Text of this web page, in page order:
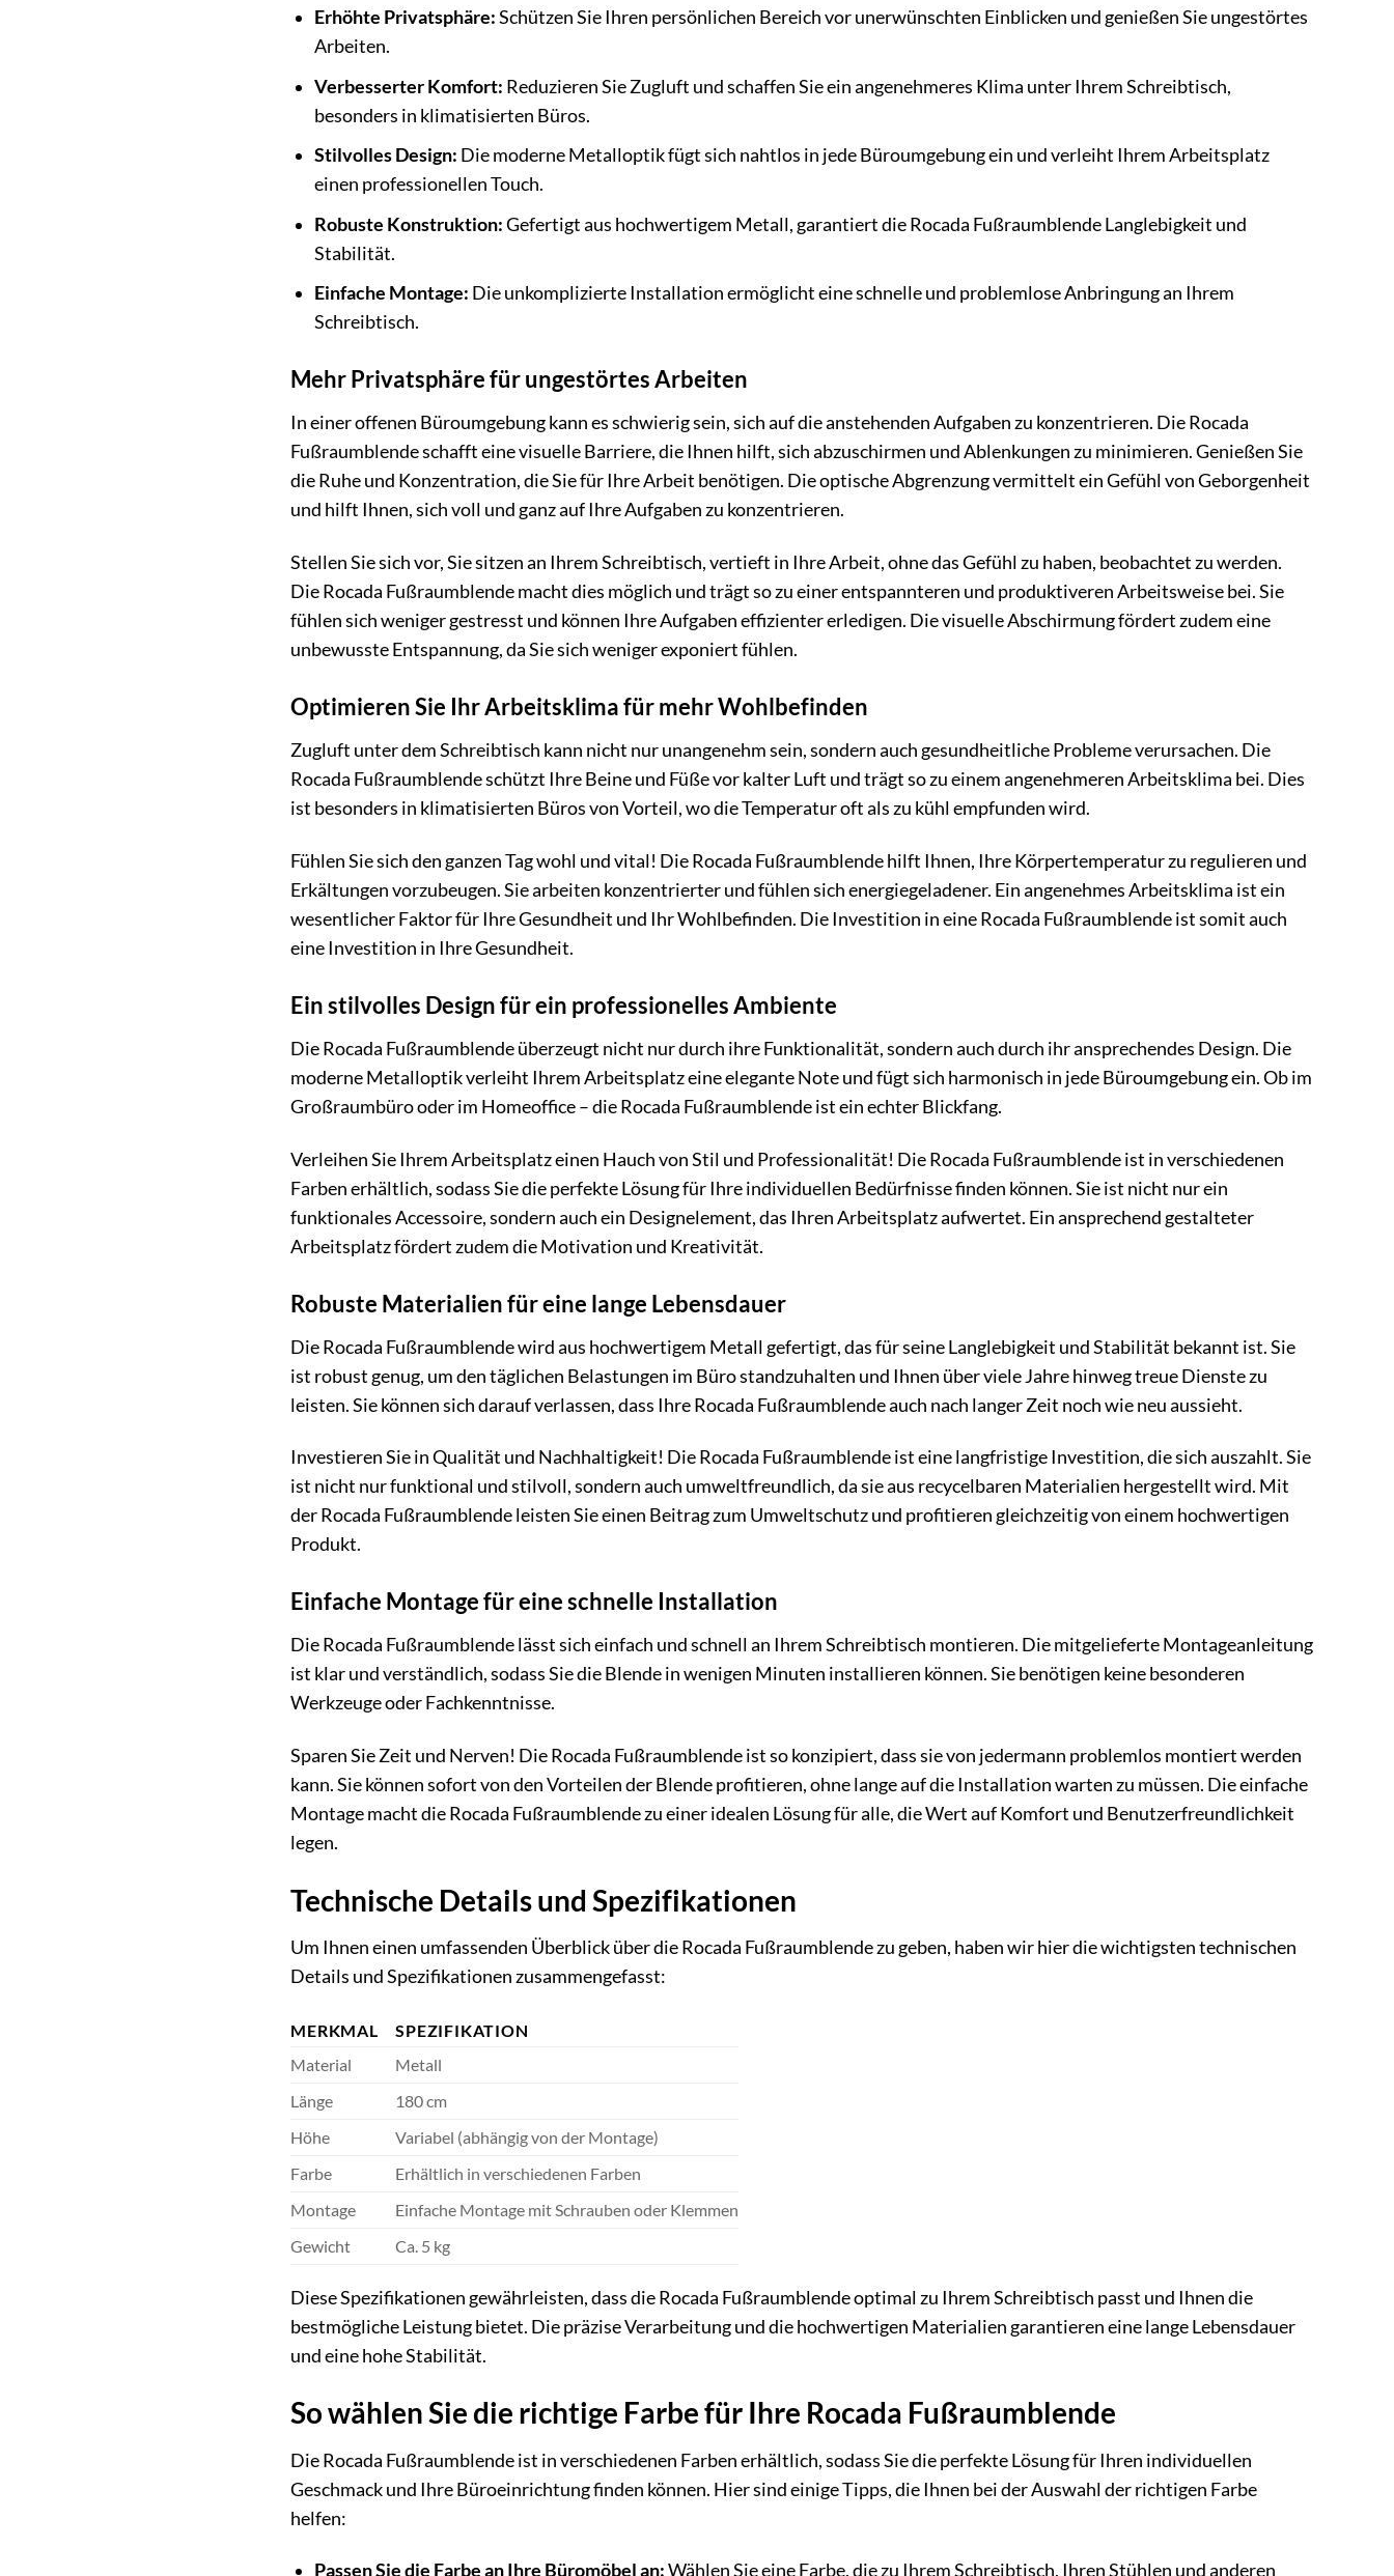
Erhöhte Privatsphäre:Schützen Sie Ihren persönlichen Bereich vor unerwünschten Einblicken und genießen Sie ungestörtes
Arbeiten.
Verbesserter Komfort: Reduzieren Sie Zugluft und schaffen Sie ein angenehmeres Klima unter Ihrem Schreibtisch,
besonders in klimatisierten Büros.
Stilvolles Design: Die moderne Metalloptik fügt sich nahtlos in jede Büroumgebung ein und verleiht Ihrem Arbeitsplatz
einen professionellen Touch.
Robuste Konstruktion:Gefertigt aus hochwertigem Metall, garantiert die Rocada Fußraumblende Langlebigkeit und
Stabilität.
Einfache Montage: Die unkomplizierte Installation ermöglicht eine schnelle und problemlose Anbringung an Ihrem
Schreibtisch.
Mehr Privatsphäre für ungestörtes Arbeiten
In einer offenen Büroumgebung kann es schwierig sein, sich auf die anstehenden Aufgaben zu konzentrieren. Die Rocada
Fußraumblende schafft eine visuelle Barriere, die Ihnen hilft, sich abzuschirmen und Ablenkungen zu minimieren. Genießen Sie
die Ruhe und Konzentration, die Sie für Ihre Arbeit benötigen. Die optische Abgrenzung vermittelt ein Gefühl von Geborgenheit
und hilft Ihnen, sich voll und ganz auf Ihre Aufgaben zu konzentrieren.
Stellen Sie sich vor, Sie sitzen an Ihrem Schreibtisch, vertieft in Ihre Arbeit, ohne das Gefühl zu haben, beobachtet zu werden.
Die Rocada Fußraumblende macht dies möglich und trägt so zu einer entspannteren und produktiveren Arbeitsweise bei. Sie
fühlen sich weniger gestresst und können Ihre Aufgaben effizienter erledigen. Die visuelle Abschirmung fördert zudem eine
unbewusste Entspannung, da Sie sich weniger exponiert fühlen.
Optimieren Sie Ihr Arbeitsklima für mehr Wohlbefinden
Zugluft unter dem Schreibtisch kann nicht nur unangenehm sein, sondern auch gesundheitliche Probleme verursachen. Die
Rocada Fußraumblende schützt Ihre Beine und Füße vor kalter Luft und trägt so zu einem angenehmeren Arbeitsklima bei. Dies
ist besonders in klimatisierten Büros von Vorteil, wo die Temperatur oft als zu kühl empfunden wird.
Fühlen Sie sich den ganzen Tag wohl und vital! Die Rocada Fußraumblende hilft Ihnen, Ihre Körpertemperatur zu regulieren und
Erkältungen vorzubeugen. Sie arbeiten konzentrierter und fühlen sich energiegeladener. Ein angenehmes Arbeitsklima ist ein
wesentlicher Faktor für Ihre Gesundheit und Ihr Wohlbefinden. Die Investition in eine Rocada Fußraumblende ist somit auch
eine Investition in Ihre Gesundheit.
Ein stilvolles Design für ein professionelles Ambiente
Die Rocada Fußraumblende überzeugt nicht nur durch ihre Funktionalität, sondern auch durch ihr ansprechendes Design. Die
moderne Metalloptik verleiht Ihrem Arbeitsplatz eine elegante Note und fügt sich harmonisch in jede Büroumgebung ein. Ob im
Großraumbüro oder im Homeoffice – die Rocada Fußraumblende ist ein echter Blickfang.
Verleihen Sie Ihrem Arbeitsplatz einen Hauch von Stil und Professionalität! Die Rocada Fußraumblende ist in verschiedenen
Farben erhältlich, sodass Sie die perfekte Lösung für Ihre individuellen Bedürfnisse finden können. Sie ist nicht nur ein
funktionales Accessoire, sondern auch ein Designelement, das Ihren Arbeitsplatz aufwertet. Ein ansprechend gestalteter
Arbeitsplatz fördert zudem die Motivation und Kreativität.
Robuste Materialien für eine lange Lebensdauer
Die Rocada Fußraumblende wird aus hochwertigem Metall gefertigt, das für seine Langlebigkeit und Stabilität bekannt ist. Sie
ist robust genug, um den täglichen Belastungen im Büro standzuhalten und Ihnen über viele Jahre hinweg treue Dienste zu
leisten. Sie können sich darauf verlassen, dass Ihre Rocada Fußraumblende auch nach langer Zeit noch wie neu aussieht.
Investieren Sie in Qualität und Nachhaltigkeit! Die Rocada Fußraumblende ist eine langfristige Investition, die sich auszahlt. Sie
ist nicht nur funktional und stilvoll, sondern auch umweltfreundlich, da sie aus recycelbaren Materialien hergestellt wird. Mit
der Rocada Fußraumblende leisten Sie einen Beitrag zum Umweltschutz und profitieren gleichzeitig von einem hochwertigen
Produkt.
Einfache Montage für eine schnelle Installation
Die Rocada Fußraumblende lässt sich einfach und schnell an Ihrem Schreibtisch montieren. Die mitgelieferte Montageanleitung
ist klar und verständlich, sodass Sie die Blende in wenigen Minuten installieren können. Sie benötigen keine besonderen
Werkzeuge oder Fachkenntnisse.
Sparen Sie Zeit und Nerven! Die Rocada Fußraumblende ist so konzipiert, dass sie von jedermann problemlos montiert werden
kann. Sie können sofort von den Vorteilen der Blende profitieren, ohne lange auf die Installation warten zu müssen. Die einfache
Montage macht die Rocada Fußraumblende zu einer idealen Lösung für alle, die Wert auf Komfort und Benutzerfreundlichkeit
legen.
Technische Details und Spezifikationen
Um Ihnen einen umfassenden Überblick über die Rocada Fußraumblende zu geben, haben wir hier die wichtigsten technischen
Details und Spezifikationen zusammengefasst:
MERKMAL
SPEZIFIKATION
Material
Metall
Länge
180 cm
Höhe
Variabel (abhängig von der Montage)
Farbe
Erhältlich in verschiedenen Farben
Montage
Einfache Montage mit Schrauben oder Klemmen
Gewicht
Ca. 5 kg
Diese Spezifikationen gewährleisten, dass die Rocada Fußraumblende optimal zu Ihrem Schreibtisch passt und Ihnen die
bestmögliche Leistung bietet. Die präzise Verarbeitung und die hochwertigen Materialien garantieren eine lange Lebensdauer
und eine hohe Stabilität.
So wählen Sie die richtige Farbe für Ihre Rocada Fußraumblende
Die Rocada Fußraumblende ist in verschiedenen Farben erhältlich, sodass Sie die perfekte Lösung für Ihren individuellen
Geschmack und Ihre Büroeinrichtung finden können. Hier sind einige Tipps, die Ihnen bei der Auswahl der richtigen Farbe
helfen:
Passen Sie die Farbe an Ihre Büromöbel an:Wählen Sie eine Farbe, die zu Ihrem Schreibtisch, Ihren Stühlen und anderen